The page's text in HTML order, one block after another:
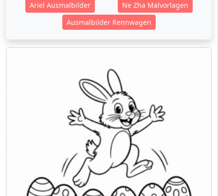
Ariel Ausmalbilder
Ne Zha Malvorlagen
Ausmalbilder Rennwagen